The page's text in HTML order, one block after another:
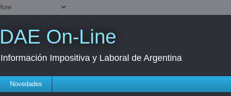
DAE On-Line
Información Impositiva y Laboral de Argentina
Novedades